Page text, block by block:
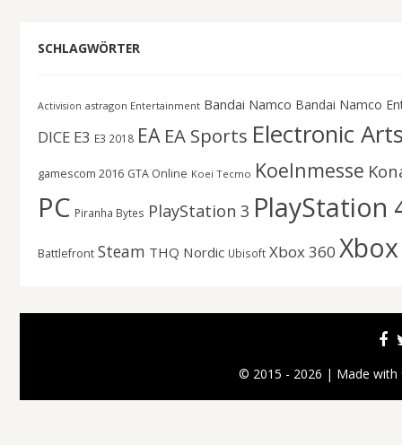
SCHLAGWÖRTER
Activision astragon Entertainment Bandai Namco Bandai Namco
DICE E3 E3 2018 EA EA Sports Electronic
gamescom 2016 GTA Online Koei Tecmo Koelnmesse
PC Piranha Bytes PlayStation 3 PlayStation
Battlefront Steam THQ Nordic Ubisoft Xbox 360
© 2015 - 2026 | Made